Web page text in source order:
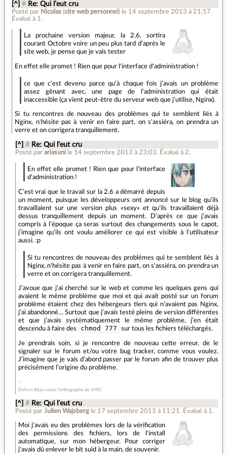
[^] # Re: Qui l’eut cru
Posté par Nicolas (site web personnel ) le 14 septembre 2013 à 21:57.
Évalué à 1 .
La prochaine version majeur, la 2.6, sortira
courant Octobre voire un peu plus tard d’après le
site web, je pense que je vais tester
En effet elle promet ! Rien que pour l'interface d'administration !
ce que c’est devenu parce qu’à chaque fois j’avais un problème
assez gênant avec, une page de l’administration qui était
inaccessible (ça vient peut-être du serveur web que j’utilise, Nginx).
Si tu rencontres de nouveau des problèmes qui te semblent liés à
Nginx, n'hésite pas à venir en faire part, on s'assiéra, on prendra un
verre et on corrigera tranquillement.
[^] # Re: Qui l’eut cru
Posté par ariasuni le 14 septembre 2013 à 23:03. Évalué à 2.
En effet elle promet ! Rien que pour l'interface
d'administration !
C’est vrai que le travail sur la 2.6 a démarré depuis
un moment, puisque les développeurs ont annoncé sur le blog qu’ils
travaillaient sur une version plus «sexy» et qu’ils travaillaient déjà
dessus tranquillement depuis un moment. D’après ce que j’avais
compris à l’époque ça seras surtout des changements sous le capot,
j’imagine qu’ils ont voulu améliorer ce qui est visible à l’utilisateur
aussi. :p
Si tu rencontres de nouveau des problèmes qui te semblent liés à
Nginx, n'hésite pas à venir en faire part, on s'assiéra, on prendra un
verre et on corrigera tranquillement.
J’avoue que j’ai cherché sur le web et comme les quelques gens qui
avaient le même problème que moi et qui avait posté sur un forum
problème étaient chez des hébergeurs tiers qui n’avaient pas Nginx,
j’ai abandonné… Surtout que j’avais testé pleins de version différentes
et que j’avais systématiquement le même problème, j’en était
descendu à faire des
chmod 777 sur tous les fichiers téléchargés.
Je prendrais soin, si je rencontre de nouveau cette erreur, de le
signaler sur le forum et/ou votre bug tracker, comme vous voulez.
J’imagine que je vais d’abord passer par le forum afin de trouver plus
précisément l’origine du problème.
Écrit en Bépo selon l’orthographe de 1990
[^] # Re: Qui l’eut cru
Posté par Julien Wajsberg le 17 septembre 2013 à 11:21 . Évalué à 1 .
Moi j'avais eu des problèmes lors de la vérification
des permissions des fichiers, lors de l'install
automatique, sur mon hébergeur. Pour corriger
j'avais dû enlever le bit suid à la main, de souvenir.